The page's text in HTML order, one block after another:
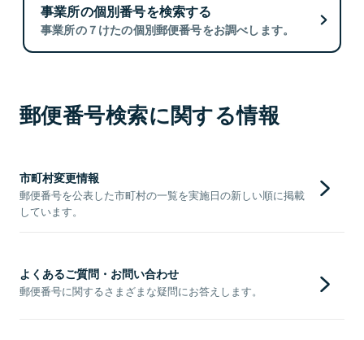
事業所の個別番号を検索する
事業所の７けたの個別郵便番号をお調べします。
郵便番号検索に関する情報
市町村変更情報
郵便番号を公表した市町村の一覧を実施日の新しい順に掲載
しています。
よくあるご質問・お問い合わせ
郵便番号に関するさまざまな疑問にお答えします。